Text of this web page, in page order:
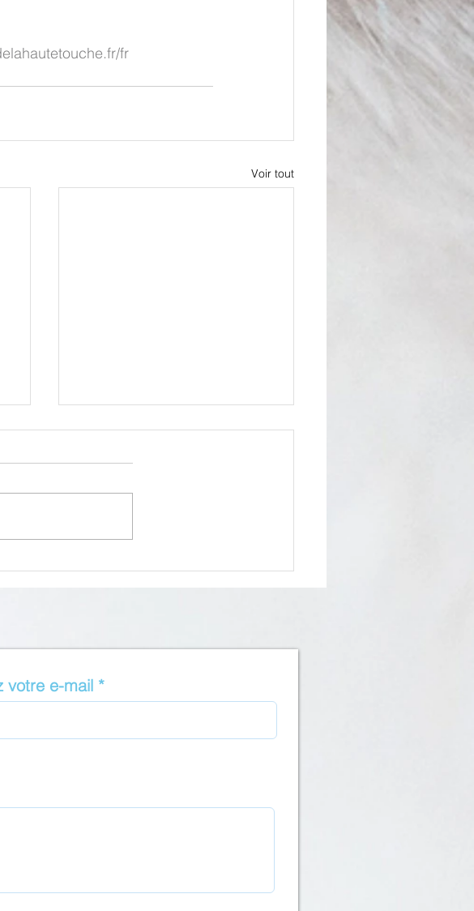
fr
Voir tout
votre e-mail